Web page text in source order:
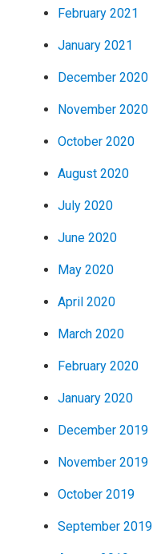
February 2021
January 2021
December 2020
November 2020
October 2020
August 2020
July 2020
June 2020
May 2020
April 2020
March 2020
February 2020
January 2020
December 2019
November 2019
October 2019
September 2019